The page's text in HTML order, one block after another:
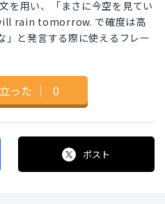
用い、「まさに今空を見てい
rain tomorrow. で確度は高
」と発言する際に使えるフレー
った ｜ 0
ポスト